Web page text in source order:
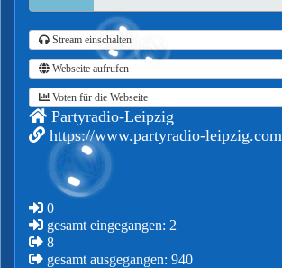
Stream einschalten
Webseite aufrufen
Voten für die Webseite
Partyradio-Leipzig
https://www.partyradio-leipzig.com
0
gesamt eingegangen: 2
8
gesamt ausgegangen: 940